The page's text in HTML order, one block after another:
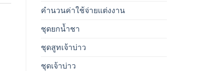
คำนวนค่าใช้จ่ายแต่งงาน
ชุดยกน้ำชา
ชุดสูทเจ้าบ่าว
ชุดเจ้าบ่าว